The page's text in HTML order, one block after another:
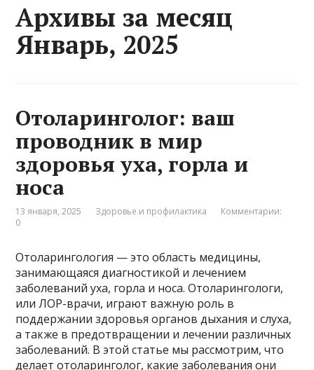
Архивы за месяц
Январь, 2025
Отоларинголог: ваш
проводник в мир
здоровья уха, горла и
носа
13 января, 2025 Здоровье и профилактика
Комментарии:
0
Отоларингология — это область медицины,
занимающаяся диагностикой и лечением
заболеваний уха, горла и носа. Отоларингологи,
или ЛОР-врачи, играют важную роль в
поддержании здоровья органов дыхания и слуха,
а также в предотвращении и лечении различных
заболеваний. В этой статье мы рассмотрим, что
делает отоларинголог, какие заболевания они